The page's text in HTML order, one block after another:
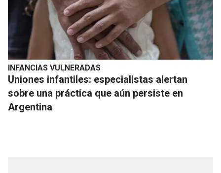
INFANCIAS VULNERADAS
Uniones infantiles: especialistas alertan
sobre una práctica que aún persiste en
Argentina